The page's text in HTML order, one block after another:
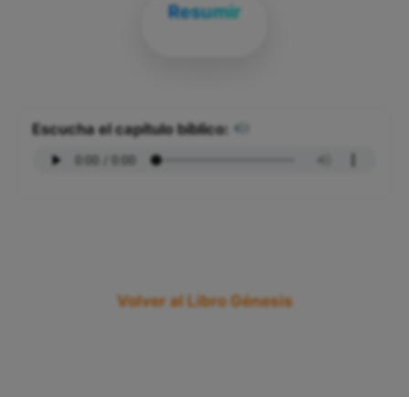
Resumir
Escucha el capítulo bíblico:
Volver al Libro Génesis